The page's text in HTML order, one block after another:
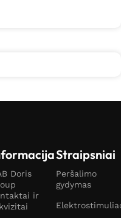
Doris
ir
Straipsniai
Peršalimo
gydymas